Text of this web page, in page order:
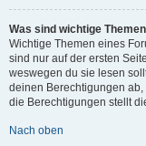
Was sind wichtige
Wichtige Themen eines
sind nur auf der ersten
weswegen du sie lesen
deinen Berechtigungen
die Berechtigungen stellt
Nach oben